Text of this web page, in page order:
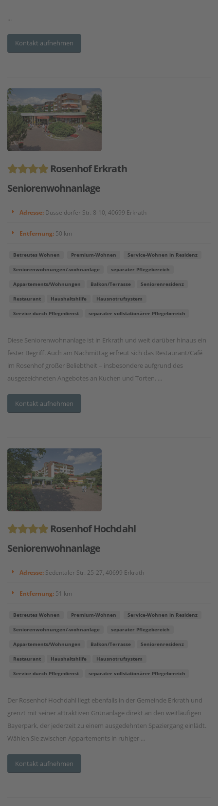
...
Kontakt aufnehmen
Rosenhof Erkrath
Seniorenwohnanlage
Adresse: Düsseldorfer Str. 8-10, 40699 Erkrath
Entfernung: 50 km
Betreutes Wohnen Premium-Wohnen Service-Wohnen in Residenz
Seniorenwohnungen/-wohnanlage separater Pflegebereich
Appartements/Wohnungen Balkon/Terrasse Seniorenresidenz
Restaurant Haushaltshilfe Hausnotrufsystem
Service durch Pflegedienst separater vollstationärer Pflegebereich
Diese Seniorenwohnanlage ist in Erkrath und weit darüber hinaus ein
fester Begriff. Auch am Nachmittag erfreut sich das Restaurant/Café
im Rosenhof großer Beliebtheit – insbesondere aufgrund des
ausgezeichneten Angebotes an Kuchen und Torten. ...
Kontakt aufnehmen
Rosenhof Hochdahl
Seniorenwohnanlage
Adresse: Sedentaler Str. 25-27, 40699 Erkrath
Entfernung: 51 km
Betreutes Wohnen Premium-Wohnen Service-Wohnen in Residenz
Seniorenwohnungen/-wohnanlage separater Pflegebereich
Appartements/Wohnungen Balkon/Terrasse Seniorenresidenz
Restaurant Haushaltshilfe Hausnotrufsystem
Service durch Pflegedienst separater vollstationärer Pflegebereich
Der Rosenhof Hochdahl liegt ebenfalls in der Gemeinde Erkrath und
grenzt mit seiner attraktiven Grünanlage direkt an den weitläufigen
Bayerpark, der jederzeit zu einem ausgedehnten Spaziergang einlädt.
Wählen Sie zwischen Appartements in ruhiger ...
Kontakt aufnehmen